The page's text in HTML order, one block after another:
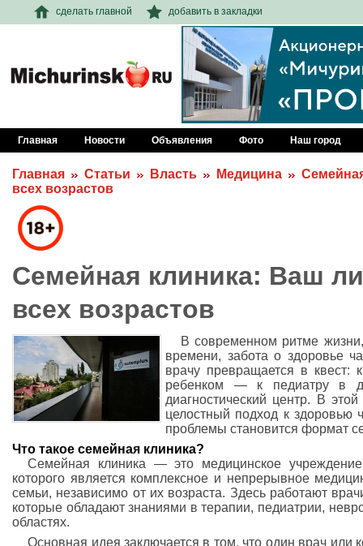
сделать главной добавить в закладки
Главная Новости Объявления Фото Наш город
Главная Статьи Власть Медицина
всех возрастов
Семейная клиника: Ваш
всех возрастов
В современном ритме
времени, забота о здоровье
врачу превращается в квест:
ребенком — к педиатру в
диагностический центр. В
целостный подход к здоровью
проблемы становится формат
Что такое семейная клиника?
Семейная клиника — это медицинское
которого является комплексное и непрерывное
семьи, независимо от их возраста. Здесь работают
которые обладают знаниями в терапии, педиатрии,
областях.
Основная идея заключается в том, что один врач